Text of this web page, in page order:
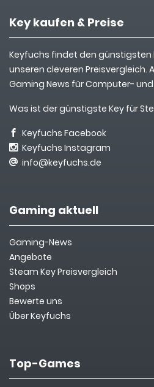
Key kaufen & Preise
Keyfuchs findet den günstigsten
unseren cleveren Preisvergleich.
Gaming News für Computer- und
Was ist der günstigste Key für
Keyfuchs Facebook
Keyfuchs Instagram
info@keyfuchs.de
Gaming aktuell
Gaming-News
Angebote
Steam Key Preisvergleich
Shops
Bewerte uns
Über Keyfuchs
Top-Games